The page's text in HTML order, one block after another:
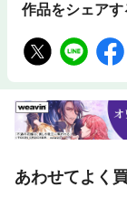
作品をシェアす
あわせてよく